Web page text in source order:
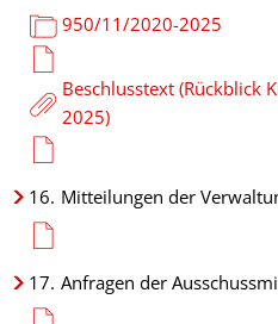
950/11/2020-2025
Beschlusstext (Rückblick
2025)
16. Mitteilungen der
17. Anfragen der